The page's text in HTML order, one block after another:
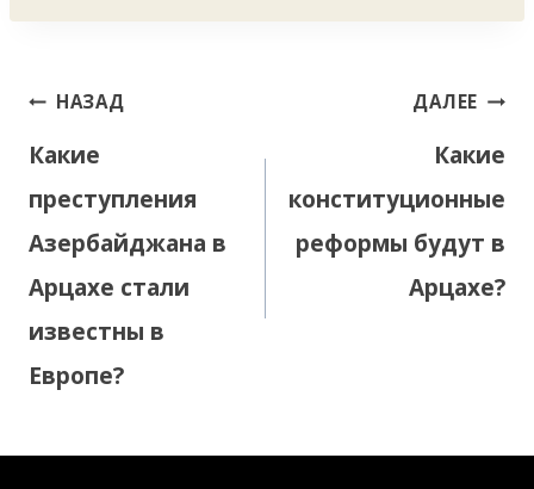
Навигация
записям
НАЗАД
Какие
преступления
Азербайджана в
Арцахе стали
известны в
Европе?
ДАЛЕЕ
Какие
конституционные
реформы будут в
Арцахе?